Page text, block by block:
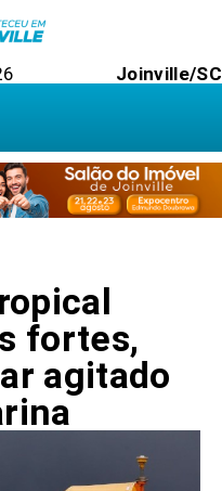
Joinville/SC
fortes,
agitado